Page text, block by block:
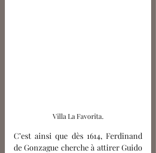
Villa La Favorita.
C’est ainsi que dès 1614, Ferdinand
de Gonzague cherche à attirer Guido